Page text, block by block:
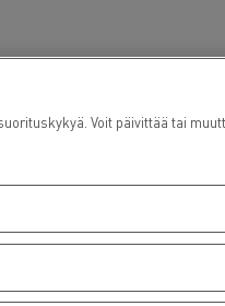
Voit päivittää tai